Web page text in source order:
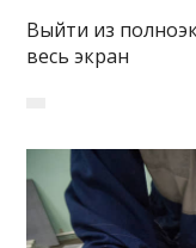
Выйти из
весь экран